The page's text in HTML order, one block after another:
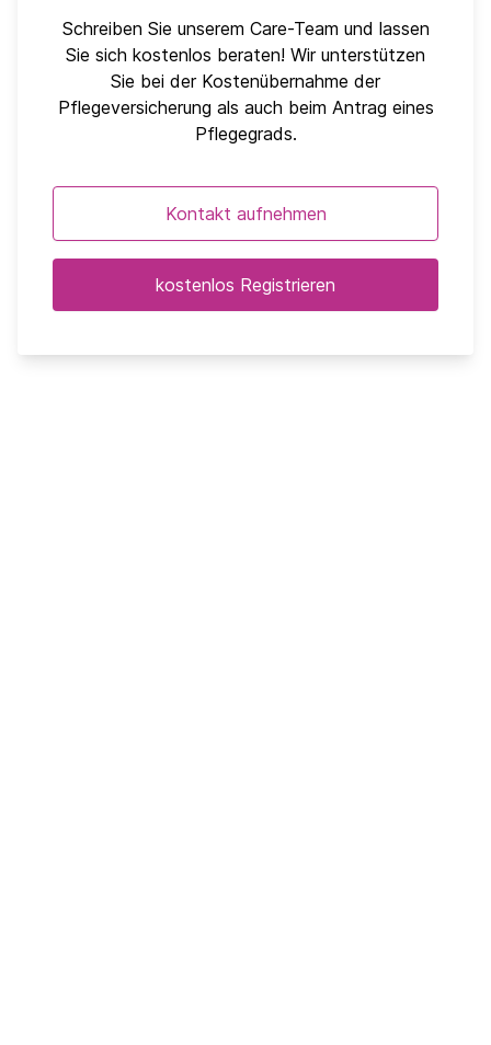
Schreiben Sie unserem Care-Team und lassen
Sie sich kostenlos beraten! Wir unterstützen
Sie bei der Kostenübernahme der
Pflegeversicherung als auch beim Antrag eines
Pflegegrads.
Kontakt aufnehmen
kostenlos Registrieren